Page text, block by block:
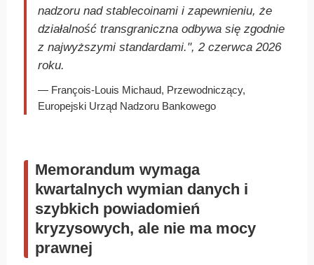
nadzoru nad stablecoinami i zapewnieniu, że
działalność transgraniczna odbywa się zgodnie
z najwyższymi standardami.", 2 czerwca 2026
roku.
— François-Louis Michaud, Przewodniczący,
Europejski Urząd Nadzoru Bankowego
Memorandum wymaga
kwartalnych wymian danych i
szybkich powiadomień
kryzysowych, ale nie ma mocy
prawnej